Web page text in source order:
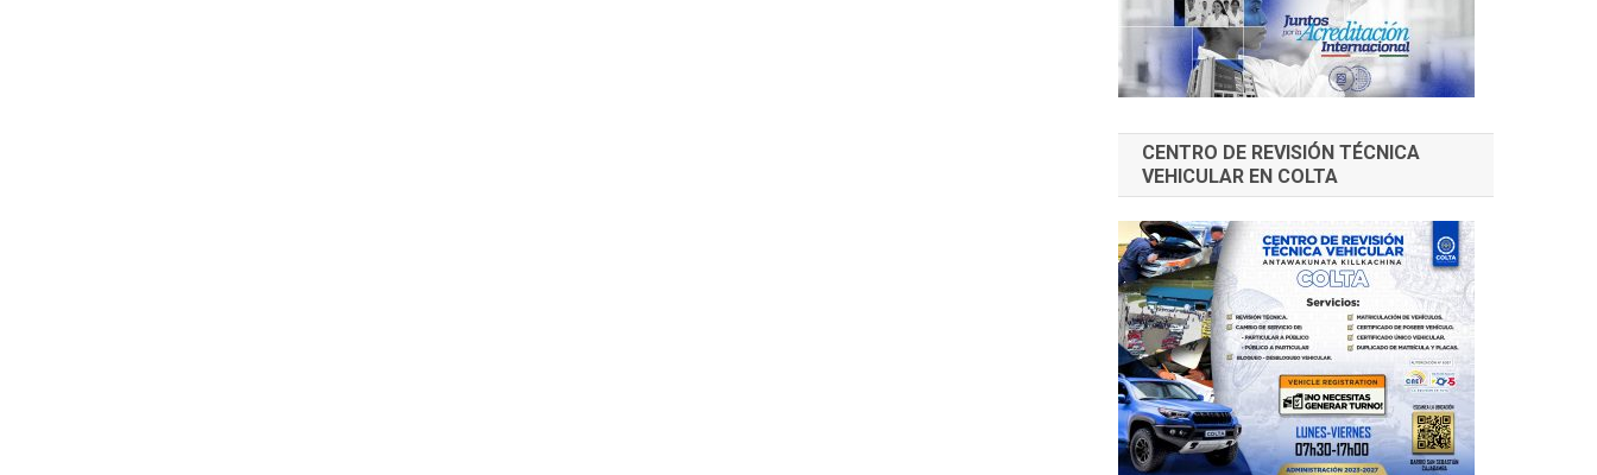
CENTRO DE REVISIÓN TÉCNICA
VEHICULAR EN COLTA